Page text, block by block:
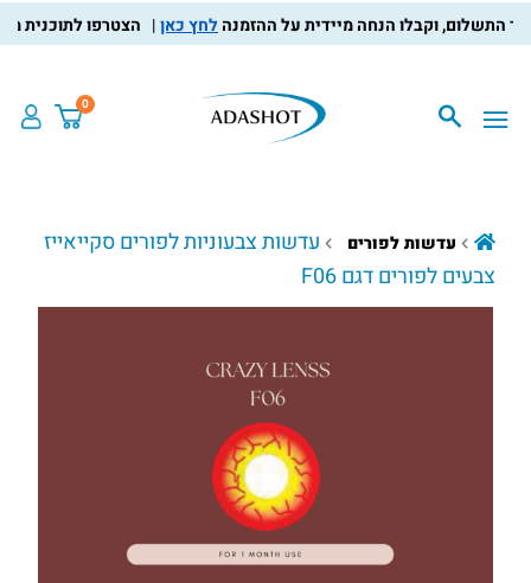
לחץ כאן הצטרפו לתוכנית מועדון
0
עדשות לפורים
עדשות צבעוניות לפורים סקייאייז
צבעים לפורים דגם F06